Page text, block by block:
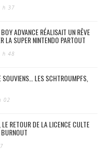
h 37
ADVANCE RÉALISAIT UN RÊVE
LA SUPER NINTENDO PARTOUT
h 48
LES SCHTROUMPFS,
02
RETOUR DE LA LICENCE CULTE